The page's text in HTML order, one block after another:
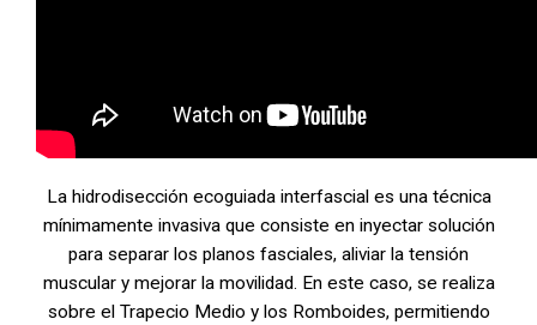
La hidrodisección ecoguiada interfascial es una técnica
mínimamente invasiva que consiste en inyectar solución
para separar los planos fasciales, aliviar la tensión
muscular y mejorar la movilidad. En este caso, se realiza
sobre el Trapecio Medio y los Romboides, permitiendo